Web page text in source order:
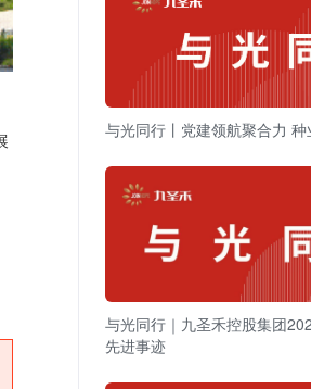
与光同行丨党建领航聚合力 种
与光同行｜九圣禾控股集团
先进事迹